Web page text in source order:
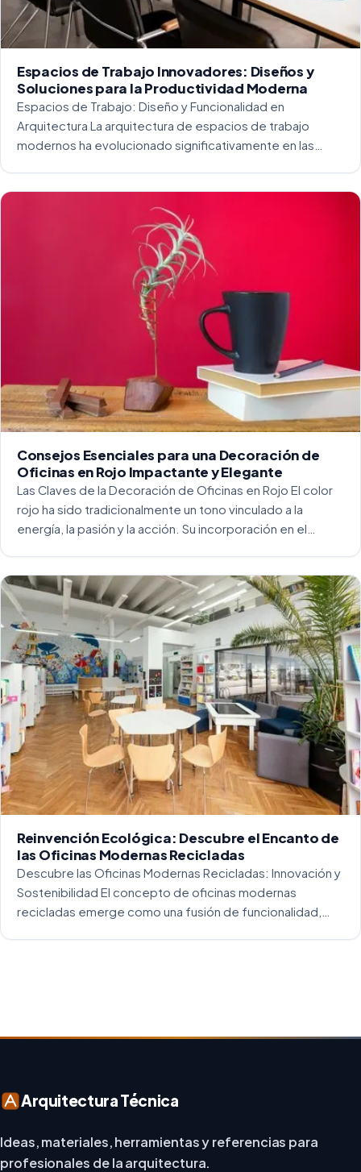
Espacios de Trabajo Innovadores: Diseños y
Soluciones para la Productividad Moderna
Espacios de Trabajo: Diseño y Funcionalidad en
Arquitectura La arquitectura de espacios de trabajo
modernos ha evolucionado significativamente en las
Consejos Esenciales para una Decoración de
Oficinas en Rojo Impactante y Elegante
Las Claves de la Decoración de Oficinas en Rojo El color
rojo ha sido tradicionalmente un tono vinculado a la
energía, la pasión y la acción. Su incorporación en el
Reinvención Ecológica: Descubre el Encanto de
las Oficinas Modernas Recicladas
Descubre las Oficinas Modernas Recicladas: Innovación y
Sostenibilidad El concepto de oficinas modernas
recicladas emerge como una fusión de funcionalidad,
Arquitectura Técnica
Ideas, materiales, herramientas y referencias para
profesionales de la arquitectura.